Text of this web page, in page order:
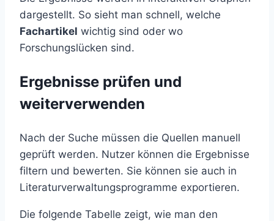
dargestellt. So sieht man schnell, welche
Fachartikel wichtig sind oder wo
Forschungslücken sind.
Ergebnisse prüfen und
weiterverwenden
Nach der Suche müssen die Quellen manuell
geprüft werden. Nutzer können die Ergebnisse
filtern und bewerten. Sie können sie auch in
Literaturverwaltungsprogramme exportieren.
Die folgende Tabelle zeigt, wie man den